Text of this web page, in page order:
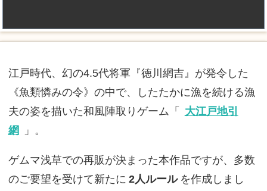
江戸時代、幻の4.5代将軍『徳川網吉』が発令した
《魚類憐みの令》の中で、したたかに漁を続ける漁
夫の姿を描いた和風陣取りゲーム「
大江戸地引
網
」。
ゲムマ浅草での再販が決まった本作品ですが、多数
のご要望を受けて新たに 2人ルール を作成しまし